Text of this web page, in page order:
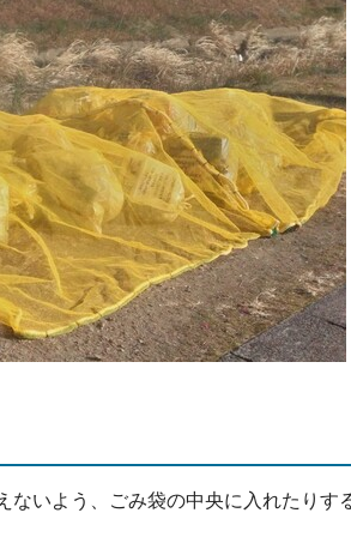
いよう、ごみ袋の中央に入れたりす